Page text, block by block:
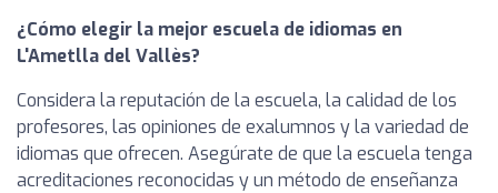
¿Cómo elegir la mejor escuela de idiomas en
L'Ametlla del Vallès?
Considera la reputación de la escuela, la calidad de los
profesores, las opiniones de exalumnos y la variedad de
idiomas que ofrecen. Asegúrate de que la escuela tenga
acreditaciones reconocidas y un método de enseñanza